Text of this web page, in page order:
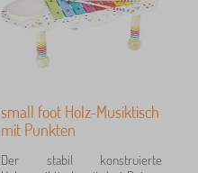
small foot Holz-Musiktisch
mit Punkten
Der stabil konstruierte